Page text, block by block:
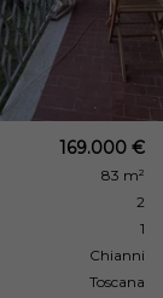
169.000 €
83 m²
2
1
Chianni
Toscana